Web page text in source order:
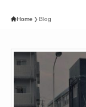
Home Blog